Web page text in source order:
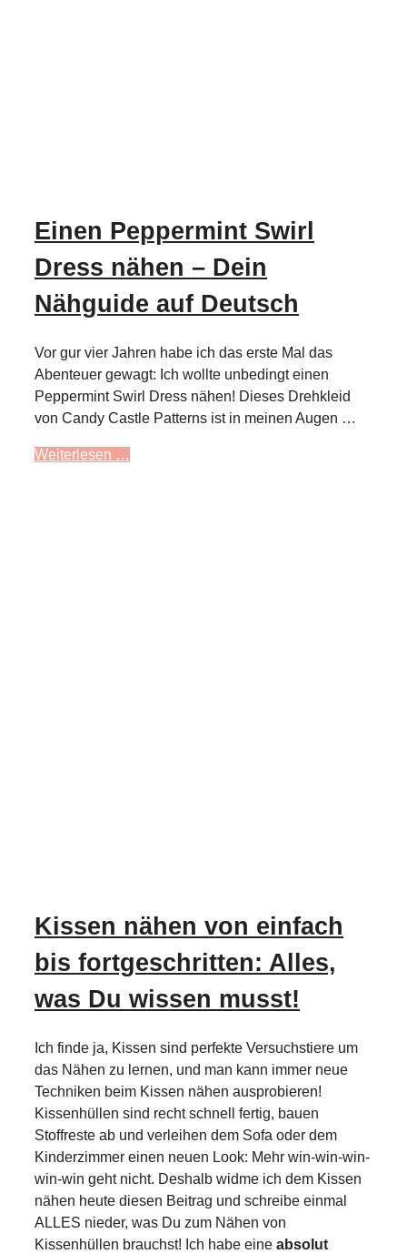
Einen Peppermint Swirl
Dress nähen – Dein
Nähguide auf Deutsch
Vor gur vier Jahren habe ich das erste Mal das
Abenteuer gewagt: Ich wollte unbedingt einen
Peppermint Swirl Dress nähen! Dieses Drehkleid
von Candy Castle Patterns ist in meinen Augen …
Weiterlesen …
Kissen nähen von einfach
bis fortgeschritten: Alles,
was Du wissen musst!
Ich finde ja, Kissen sind perfekte Versuchstiere um
das Nähen zu lernen, und man kann immer neue
Techniken beim Kissen nähen ausprobieren!
Kissenhüllen sind recht schnell fertig, bauen
Stoffreste ab und verleihen dem Sofa oder dem
Kinderzimmer einen neuen Look: Mehr win-win-win-
win-win geht nicht. Deshalb widme ich dem Kissen
nähen heute diesen Beitrag und schreibe einmal
ALLES nieder, was Du zum Nähen von
Kissenhüllen brauchst! Ich habe eine absolut